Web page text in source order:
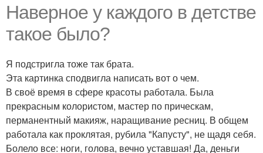
Наверное у каждого в детстве
такое было?
Я подстригла тоже так брата.
Эта картинка сподвигла написать вот о чем.
В своё время в сфере красоты работала. Была
прекрасным колористом, мастер по прическам,
перманентный макияж, наращивание ресниц. В общем
работала как проклятая, рубила "Капусту", не щадя себя.
Болело все: ноги, голова, вечно уставшая! Да, деньги